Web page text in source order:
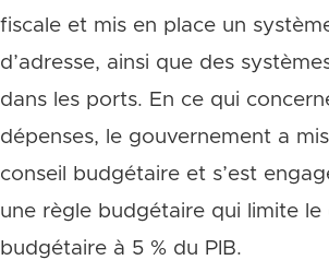
fiscale et mis en place un
d’adresse, ainsi que des
dans les ports. En ce qui
dépenses, le gouvernement a
conseil budgétaire et s’est
une règle budgétaire qui limite le
budgétaire à 5 % du PIB.